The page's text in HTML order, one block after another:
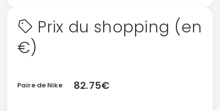
Prix du shopping (en
€)
Paire de Nike 82.75€